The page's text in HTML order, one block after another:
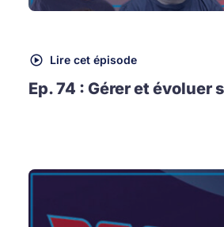
Lire cet épisode
Ep. 74 : Gérer et évoluer